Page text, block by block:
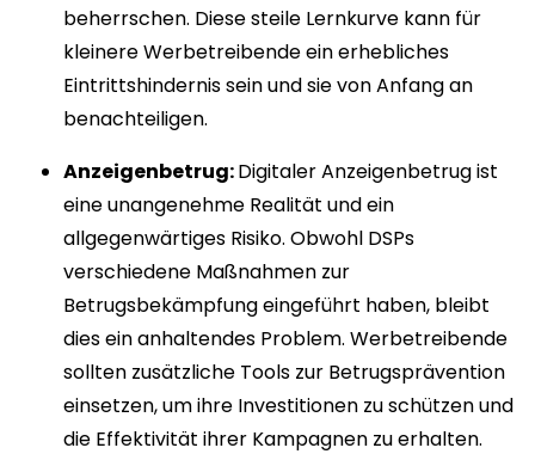
beherrschen. Diese steile Lernkurve kann für
kleinere Werbetreibende ein erhebliches
Eintrittshindernis sein und sie von Anfang an
benachteiligen.
Anzeigenbetrug:Digitaler Anzeigenbetrug ist
eine unangenehme Realität und ein
allgegenwärtiges Risiko. Obwohl DSPs
verschiedene Maßnahmen zur
Betrugsbekämpfung eingeführt haben, bleibt
dies ein anhaltendes Problem. Werbetreibende
sollten zusätzliche Tools zur Betrugsprävention
einsetzen, um ihre Investitionen zu schützen und
die Effektivität ihrer Kampagnen zu erhalten.